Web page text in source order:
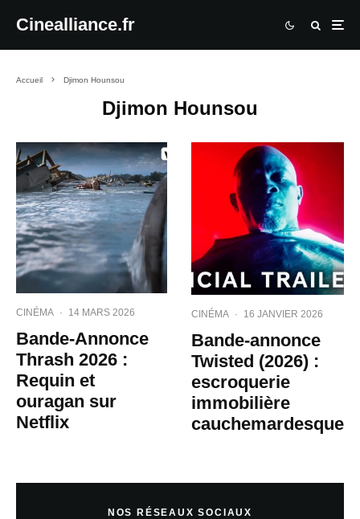
Cinealliance.fr
Accueil Djimon Hounsou
Djimon Hounsou
CINÉMA · 14 MARS 2026
Bande-Annonce
Thrash 2026 :
Requin et
ouragan sur
Netflix
CINÉMA · 16 JANVIER 2026
Bande-annonce
Twisted (2026) :
escroquerie
immobilière
cauchemardesque
NOS RÉSEAUX SOCIAUX